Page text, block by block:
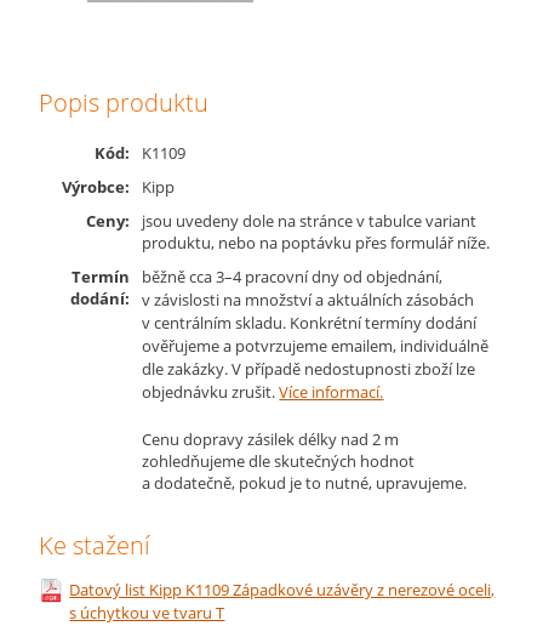
Popis produktu
Kód:
K1109
Výrobce:
Kipp
Ceny:
jsou uvedeny dole na stránce v tabulce variant
produktu, nebo na poptávku přes formulář níže.
Termín
dodání:
běžně cca 3–4 pracovní dny od objednání,
v závislosti na množství a aktuálních zásobách
v centrálním skladu. Konkrétní termíny dodání
ověřujeme a potvrzujeme emailem, individuálně
dle zakázky. V případě nedostupnosti zboží lze
objednávku zrušit.Více informací.
Cenu dopravy zásilek délky nad 2 m
zohledňujeme dle skutečných hodnot
a dodatečně, pokud je to nutné, upravujeme.
Ke stažení
Datový list Kipp K1109 Západkové uzávěry z nerezové oceli,
s úchytkou ve tvaru T